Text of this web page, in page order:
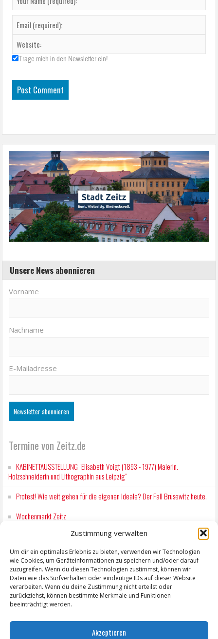
Zustimmung verwalten
Um dir ein optimales Erlebnis zu bieten, verwenden wir Technologien
wie Cookies, um Geräteinformationen zu speichern und/oder darauf
zuzugreifen. Wenn du diesen Technologien zustimmst, können wir
Daten wie das Surfverhalten oder eindeutige IDs auf dieser Website
verarbeiten. Wenn du deine Zustimmung nicht erteilst oder
zurückziehst, können bestimmte Merkmale und Funktionen
beeinträchtigt werden.
Akzeptieren
Trage mich in den Newsletter ein!
Unsere News abonnieren
Vorname
Nachname
E-Mailadresse
Termine von Zeitz.de
KABINETTAUSSTELLUNG "Elisabeth Voigt (1893 - 1977) Malerin.
Holzschneiderin und Lithographin aus Leipzig"
Protest! Wie weit gehen für die eigenen Ideale? Der Fall Brüsewitz heute.
Wochenmarkt Zeitz
EINFACH LESEN im August 2026 H.P. Richter - DAMALS WAR ES FRIEDRICH
Workshop für Kinder: Stop-Motion mit LEGO® & Robotik